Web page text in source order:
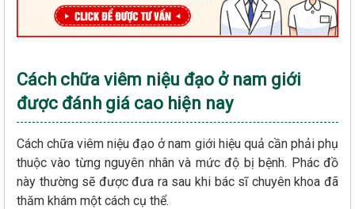
Cách chữa viêm niệu đạo ở nam giới
được đánh giá cao hiện nay
Cách chữa viêm niệu đạo ở nam giới hiệu quả cần phải phụ
thuộc vào từng nguyên nhân và mức độ bị bệnh. Phác đồ
này thường sẽ được đưa ra sau khi bác sĩ chuyên khoa đã
thăm khám một cách cụ thể.